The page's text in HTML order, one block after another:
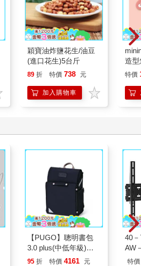
穎寶油炸鹽花生/油豆
(進口花生)5台斤
89 折 特價 738 元
加入購物車
造型
託
特價
【PUGO】聰明書包
3.0 plus(中低年級)酷
黑 全新進化玩美上市
95 折 特價 4161 元
40
AW
特價